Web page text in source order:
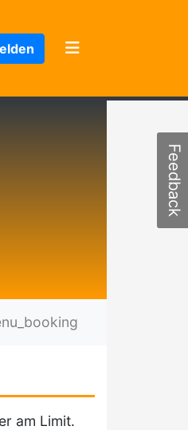
am Limit.
Feedback